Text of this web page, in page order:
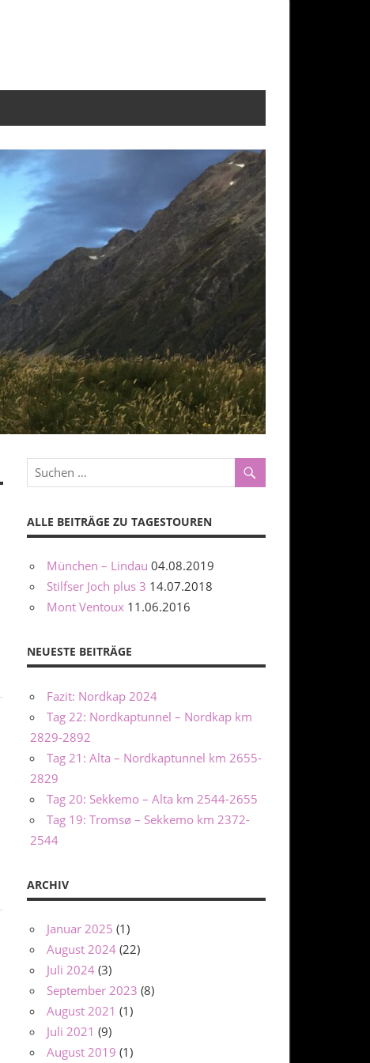
ALLE BEITRÄGE ZU TAGESTOUREN
München – Lindau 04.08.2019
Stilfser Joch plus 3 14.07.2018
Mont Ventoux 11.06.2016
NEUESTE BEITRÄGE
Fazit: Nordkap 2024
Tag 22: Nordkaptunnel – Nordkap km
2829-2892
Tag 21: Alta – Nordkaptunnel km 2655-
2829
Tag 20: Sekkemo – Alta km 2544-2655
Tag 19: Tromsø – Sekkemo km 2372-
2544
ARCHIV
Januar 2025 (1)
August 2024 (22)
Juli 2024 (3)
September 2023 (8)
August 2021 (1)
Juli 2021 (9)
August 2019 (1)